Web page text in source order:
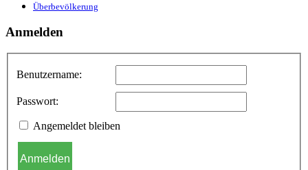
Überbevölkerung
Anmelden
Benutzername:
Passwort:
Angemeldet bleiben
Anmelden